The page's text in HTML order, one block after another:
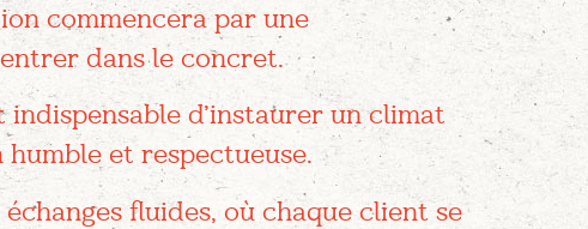
commencera par une
dans le concret.
d’instaurer un climat
et respectueuse.
fluides, où chaque client se